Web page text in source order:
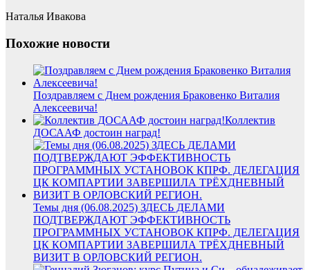
Наталья Ивакова
Похожие новости
Поздравляем с Днем рождения Браковенко Виталия
Алексеевича!
Коллектив
ДОСААФ достоин наград!
Темы дня (06.08.2025) ЗДЕСЬ ДЕЛАМИ
ПОДТВЕРЖДАЮТ ЭФФЕКТИВНОСТЬ
ПРОГРАММНЫХ УСТАНОВОК КПРФ. ДЕЛЕГАЦИЯ
ЦК КОМПАРТИИ ЗАВЕРШИЛА ТРЁХДНЕВНЫЙ
ВИЗИТ В ОРЛОВСКИЙ РЕГИОН.